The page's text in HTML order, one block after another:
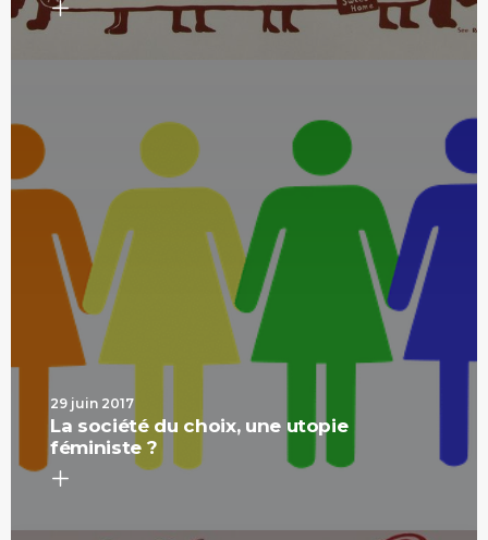
29 juin 2017
La société du choix, une utopie
féministe ?